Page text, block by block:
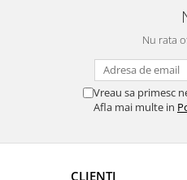
Nu rata
Vreau sa primesc
Afla mai multe in
CLIENTI